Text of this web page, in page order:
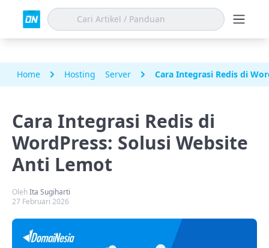
Home Hosting Server Cara Integrasi Redis di
Cara Integrasi Redis di
WordPress: Solusi Website
Anti Lemot
OlehIta Sugiharti
27 Februari 2026